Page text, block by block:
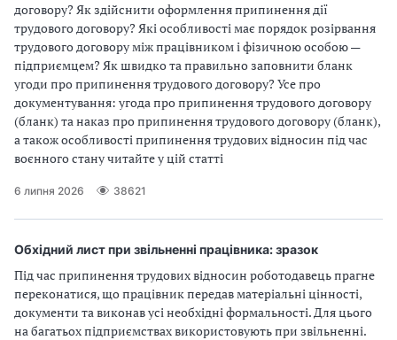
договору? Як здійснити оформлення припинення дії
трудового договору? Які особливості має порядок розірвання
трудового договору між працівником і фізичною особою —
підприємцем? Як швидко та правильно заповнити бланк
угоди про припинення трудового договору? Усе про
документування: угода про припинення трудового договору
(бланк) та наказ про припинення трудового договору (бланк),
а також особливості припинення трудових відносин під час
воєнного стану читайте у цій статті
6 липня 2026 38621
Обхідний лист при звільненні працівника: зразок
Під час припинення трудових відносин роботодавець прагне
переконатися, що працівник передав матеріальні цінності,
документи та виконав усі необхідні формальності. Для цього
на багатьох підприємствах використовують при звільненні.